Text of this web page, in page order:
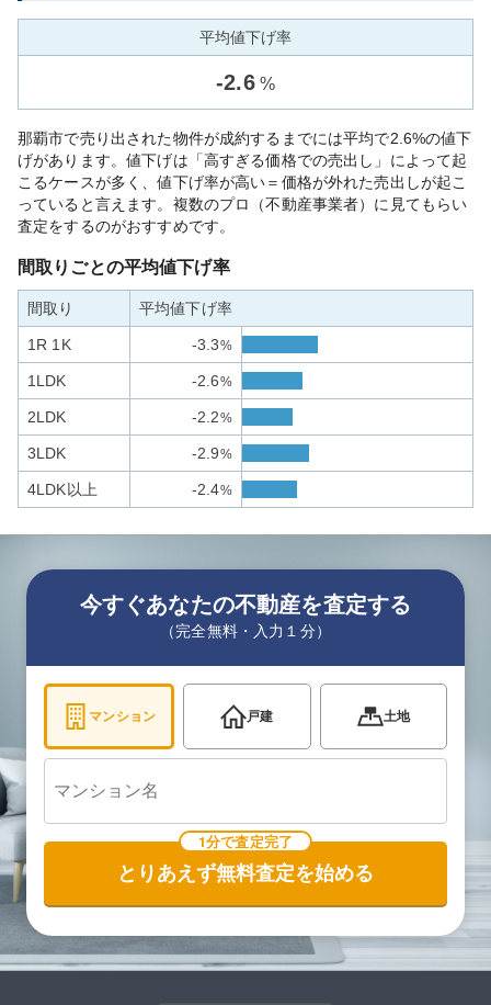
平均値下げ率
-2.6 %
那覇市で売り出された物件が成約するまでには平均で2.6%の値下
げがあります。値下げは「高すぎる価格での売出し」によって起
こるケースが多く、値下げ率が高い＝価格が外れた売出しが起こ
っていると言えます。複数のプロ（不動産事業者）に見てもらい
査定をするのがおすすめです。
間取りごとの平均値下げ率
間取り 平均値下げ率
1R 1K -3.3%
1LDK -2.6%
2LDK -2.2%
3LDK -2.9%
4LDK以上 -2.4%
今すぐあなたの不動産を査定する
（完全無料・入力１分）
マンション 戸建 土地
1分で査定完了
とりあえず無料査定を始める